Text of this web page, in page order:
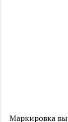
Маркировка